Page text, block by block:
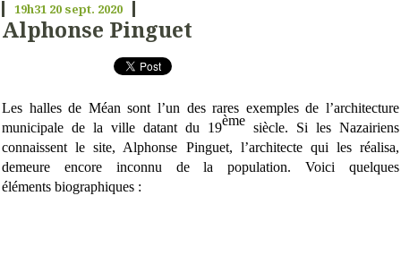
19h31 20 sept. 2020
Alphonse Pinguet
Les halles de Méan sont l’un des rares exemples de l’architecture
municipale de la ville datant du 19ème siècle. Si les Nazairiens
connaissent le site, Alphonse Pinguet, l’architecte qui les réalisa,
demeure encore inconnu de la population. Voici quelques
éléments biographiques :